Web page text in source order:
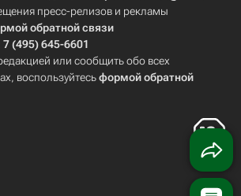
пресс-релизов и рекламы
обратной связи
7 (495) 645-6601
или сообщить обо всех
воспользуйтесьформой обратной